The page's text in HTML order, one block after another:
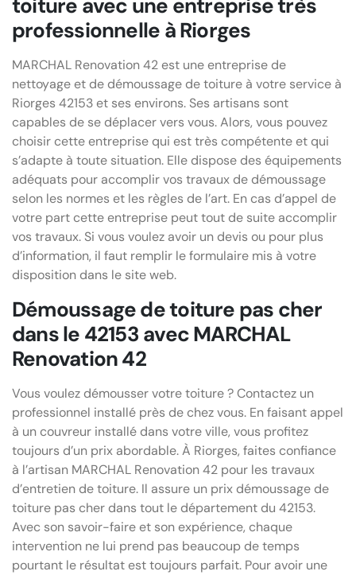
toiture avec une entreprise très
professionnelle à Riorges
MARCHAL Renovation 42 est une entreprise de
nettoyage et de démoussage de toiture à votre service à
Riorges 42153 et ses environs. Ses artisans sont
capables de se déplacer vers vous. Alors, vous pouvez
choisir cette entreprise qui est très compétente et qui
s’adapte à toute situation. Elle dispose des équipements
adéquats pour accomplir vos travaux de démoussage
selon les normes et les règles de l’art. En cas d’appel de
votre part cette entreprise peut tout de suite accomplir
vos travaux. Si vous voulez avoir un devis ou pour plus
d’information, il faut remplir le formulaire mis à votre
disposition dans le site web.
Démoussage de toiture pas cher
dans le 42153 avec MARCHAL
Renovation 42
Vous voulez démousser votre toiture ? Contactez un
professionnel installé près de chez vous. En faisant appel
à un couvreur installé dans votre ville, vous profitez
toujours d’un prix abordable. À Riorges, faites confiance
à l’artisan MARCHAL Renovation 42 pour les travaux
d’entretien de toiture. Il assure un prix démoussage de
toiture pas cher dans tout le département du 42153.
Avec son savoir-faire et son expérience, chaque
intervention ne lui prend pas beaucoup de temps
pourtant le résultat est toujours parfait. Pour avoir une